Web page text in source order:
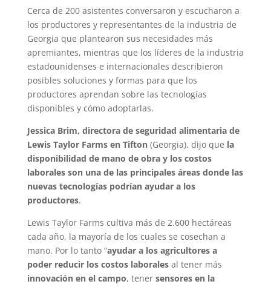
Cerca de 200 asistentes conversaron y escucharon a
los productores y representantes de la industria de
Georgia que plantearon sus necesidades más
apremiantes, mientras que los líderes de la industria
estadounidenses e internacionales describieron
posibles soluciones y formas para que los
productores aprendan sobre las tecnologías
disponibles y cómo adoptarlas.
Jessica Brim, directora de seguridad alimentaria de
Lewis Taylor Farms en Tifton(Georgia), dijo que la
disponibilidad de mano de obra y los costos
laborales son una de las principales áreas donde las
nuevas tecnologías podrían ayudar a los
productores.
Lewis Taylor Farms cultiva más de 2.600 hectáreas
cada año, la mayoría de los cuales se cosechan a
mano. Por lo tanto “ayudar a los agricultores a
poder reducir los costos laboralesal tener más
innovación en el campo, tener sensores en la